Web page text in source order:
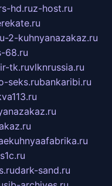
hd.ruz-host.ru
2-kuhnyanazakaz.ru
68.ru
tk.ruvlknrussia.ru
seks.rubankaribi.ru
dark-sand.ru